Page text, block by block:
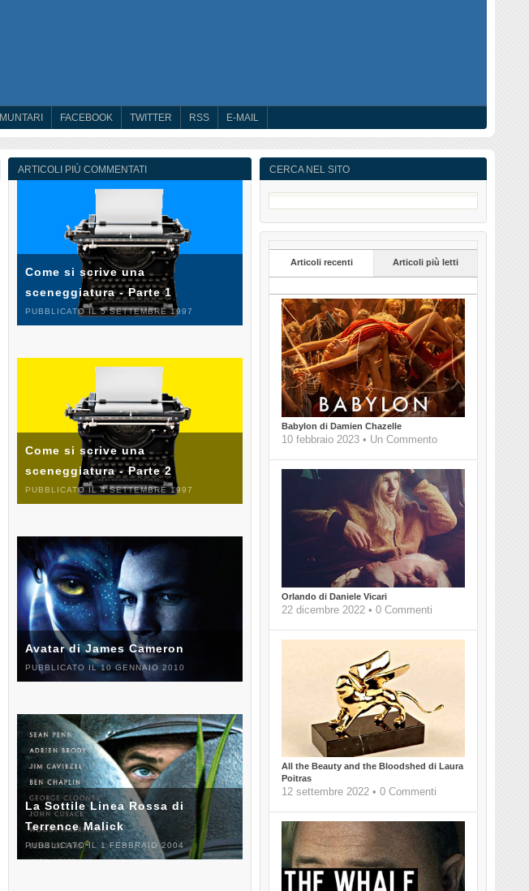
MUNTARI FACEBOOK TWITTER RSS E-MAIL
CERCA NEL SITO
Articoli recenti Articoli più letti
Babylon di Damien Chazelle
10 febbraio 2023 • Un Commento
Orlando di Daniele Vicari
22 dicembre 2022 • 0 Commenti
All the Beauty and the Bloodshed di Laura
Poitras
12 settembre 2022 • 0 Commenti
ARTICOLI PIÙ COMMENTATI
Come si scrive una
sceneggiatura - Parte 1
PUBBLICATO IL 5 SETTEMBRE 1997
Come si scrive una
sceneggiatura - Parte 2
PUBBLICATO IL 4 SETTEMBRE 1997
Avatar di James Cameron
PUBBLICATO IL 10 GENNAIO 2010
La Sottile Linea Rossa di
Terrence Malick
PUBBLICATO IL 1 FEBBRAIO 2004